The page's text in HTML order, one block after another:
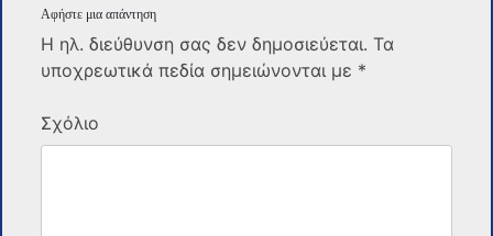
Αφήστε μια απάντηση
Η ηλ. διεύθυνση σας δεν δημοσιεύεται. Τα
υποχρεωτικά πεδία σημειώνονται με *
Σχόλιο